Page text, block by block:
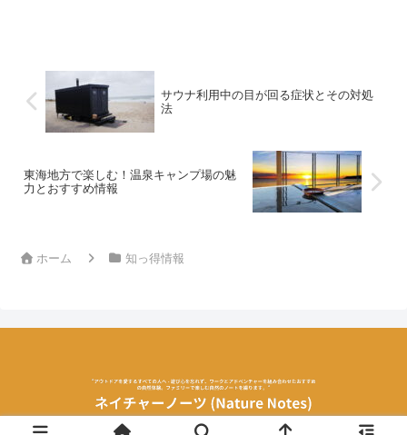
サウナ利用中の目が回る症状とその対処
法
東海地方で楽しむ！温泉キャンプ場の魅
力とおすすめ情報
ホーム 知っ得情報